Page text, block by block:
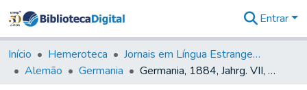
&
Coleções
Tudo na
Entrar
Início Hemeroteca
Jornais em Língua Estrangeira
Alemão
Germania Germania, 1884, Jahrg. VII, nr. 085